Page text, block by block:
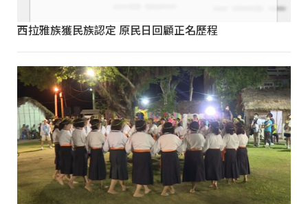
西拉雅族獲民族認定 原民日回顧正名歷程